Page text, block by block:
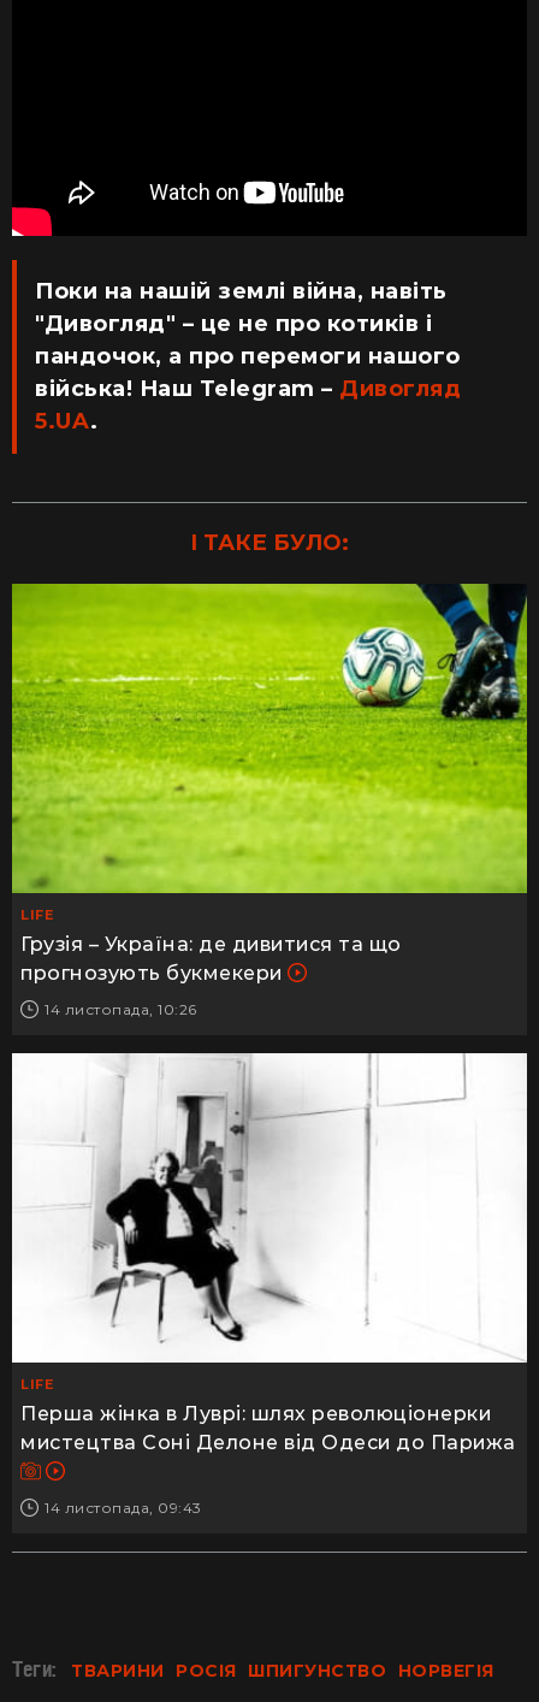
Поки на нашій землі війна, навіть
"Дивогляд" – це не про котиків і
пандочок, а про перемоги нашого
війська! Наш Telegram – Дивогляд
5.UA.
І ТАКЕ БУЛО:
LIFE
Грузія – Україна: де дивитися та що
прогнозують букмекери
14 листопада, 10:26
LIFE
Перша жінка в Луврі: шлях революціонерки
мистецтва Соні Делоне від Одеси до Парижа
14 листопада, 09:43
Теги: ТВАРИНИ РОСІЯ ШПИГУНСТВО НОРВЕГІЯ